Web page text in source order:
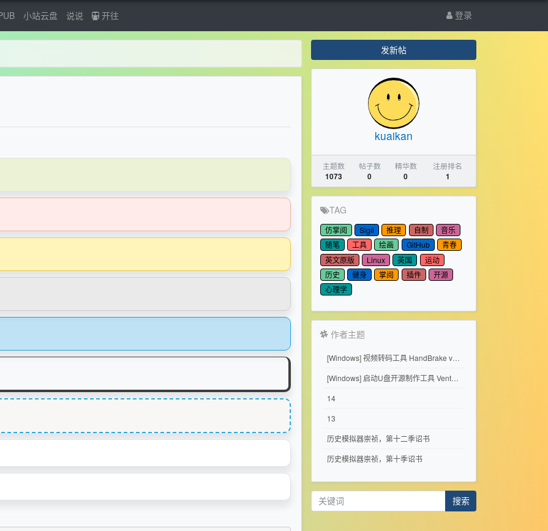
小站云盘 说说 开往 登录
发新帖
kuaikan
主题数
1073
帖子数
0
精华数
0
注册排名
1
TAG
仿掌阅 Sigil 推理 自制
音乐
随笔
工具 绘画 GitHub
青春
英文原版
Linux 英国
运动
历史
健身 掌阅 插件
开源
心理学
作者主题
[Windows] 视频转码工具 HandBrake v1.11.2
[Windows] 启动U盘开源制作工具 Ventoy 1.1.17
14
13
历史模拟器崇祯，第十二季诏书
历史模拟器崇祯，第十季诏书
搜索